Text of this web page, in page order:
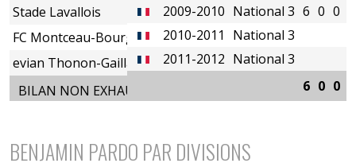
2009-2010 National 3 6 0 0
2010-2011
National 3
2011-2012 National 3
6 0 0
Stade Lavallois
FC Montceau-Bourgogne
evian Thonon-Gaillard FC
BILAN NON EXHAUSTIF
BENJAMIN PARDO PAR DIVISIONS